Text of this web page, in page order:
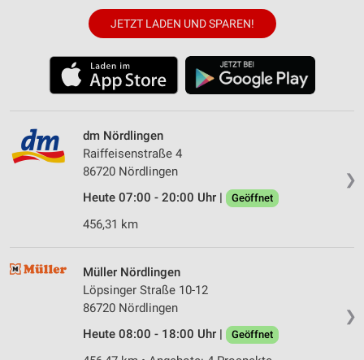
JETZT LADEN UND SPAREN!
❯
dm Nördlingen
Raiffeisenstraße 4
86720 Nördlingen
Heute 07:00 - 20:00 Uhr |
Geöffnet
456,31 km
❯
Müller Nördlingen
Löpsinger Straße 10-12
86720 Nördlingen
Heute 08:00 - 18:00 Uhr |
Geöffnet